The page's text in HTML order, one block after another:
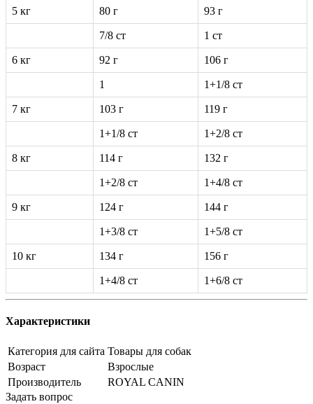
5 кг 80 г 93 г
7/8 ст 1 ст
6 кг 92 г 106 г
1 1+1/8 ст
7 кг 103 г 119 г
1+1/8 ст 1+2/8 ст
8 кг 114 г 132 г
1+2/8 ст 1+4/8 ст
9 кг 124 г 144 г
1+3/8 ст 1+5/8 ст
10 кг 134 г 156 г
1+4/8 ст 1+6/8 ст
Характеристики
Категория для сайта Товары для собак
Возраст
Взрослые
Производитель
ROYAL CANIN
Задать вопрос